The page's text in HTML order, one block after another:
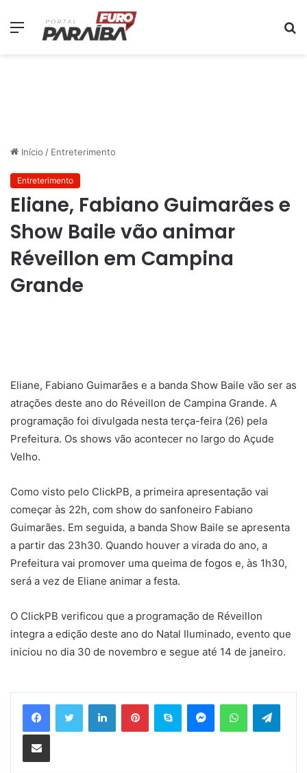
Menu
Início / Entreterimento
Entreterimento
Eliane, Fabiano Guimarães e
Show Baile vão animar
Réveillon em Campina
Grande
Eliane, Fabiano Guimarães e a banda Show Baile vão ser as
atrações deste ano do Réveillon de Campina Grande. A
programação foi divulgada nesta terça-feira (26) pela
Prefeitura. Os shows vão acontecer no largo do Açude
Velho.
Como visto pelo ClickPB, a primeira apresentação vai
começar às 22h, com show do sanfoneiro Fabiano
Guimarães. Em seguida, a banda Show Baile se apresenta
a partir das 23h30. Quando houver a virada do ano, a
Prefeitura vai promover uma queima de fogos e, às 1h30,
será a vez de Eliane animar a festa.
O ClickPB verificou que a programação de Réveillon
integra a edição deste ano do Natal Iluminado, evento que
iniciou no dia 30 de novembro e segue até 14 de janeiro.